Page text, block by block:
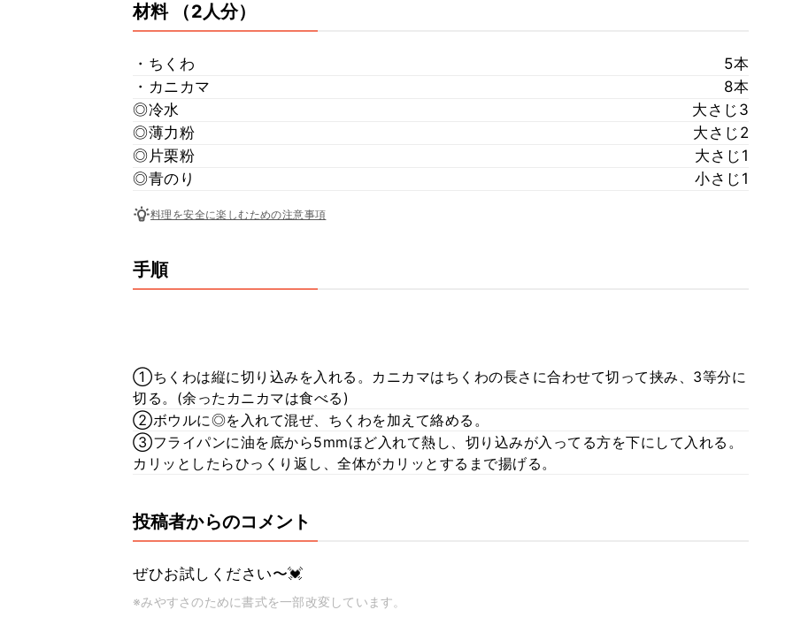
材料 （2人分）
・ちくわ
5本
・カニカマ
8本
◎冷水
大さじ3
◎薄力粉
大さじ2
◎片栗粉
大さじ1
◎青のり
小さじ1
料理を安全に楽しむための注意事項
手順
①ちくわは縦に切り込みを入れる。カニカマはちくわの長さに合わせて切って挟み、3等分に
切る。(余ったカニカマは食べる)
②ボウルに◎を入れて混ぜ、ちくわを加えて絡める。
③フライパンに油を底から5mmほど入れて熱し、切り込みが入ってる方を下にして入れる。
カリッとしたらひっくり返し、全体がカリッとするまで揚げる。
投稿者からのコメント
ぜひお試しください〜💓
※みやすさのために書式を一部改変しています。